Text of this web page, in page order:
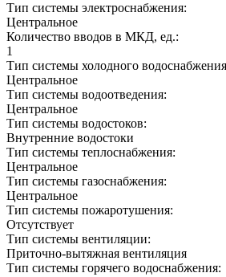
Тип системы электроснабжения:
Центральное
Количество вводов в МКД, ед.:
1
Тип системы холодного
Центральное
Тип системы водоотведения:
Центральное
Тип системы водостоков:
Внутренние водостоки
Тип системы теплоснабжения:
Центральное
Тип системы газоснабжения:
Центральное
Тип системы пожаротушения:
Отсутствует
Тип системы вентиляции:
Приточно-вытяжная вентиляция
Тип системы горячего водоснабжения: